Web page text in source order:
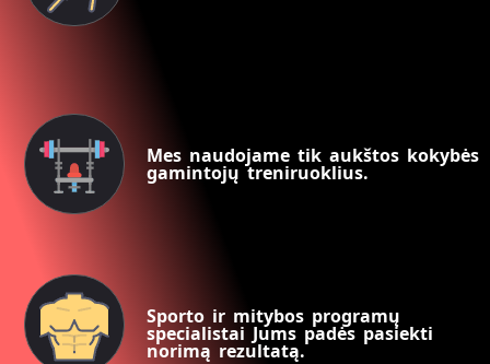
Mes naudojame tik aukštos kokybės
gamintojų treniruoklius.
Sporto ir mitybos programų
specialistai Jums padės pasiekti
norimą rezultatą.